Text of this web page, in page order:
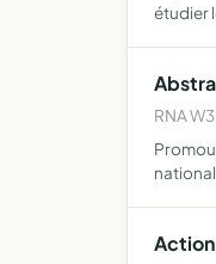
étudier
RNA